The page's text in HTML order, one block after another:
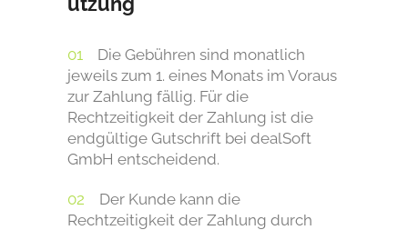
Die Gebühren sind monatlich
jeweils zum 1. eines Monats im Voraus
zur Zahlung fällig. Für die
Rechtzeitigkeit der Zahlung ist die
endgültige Gutschrift bei dealSoft
GmbH entscheidend.
Der Kunde kann die
Rechtzeitigkeit der Zahlung durch